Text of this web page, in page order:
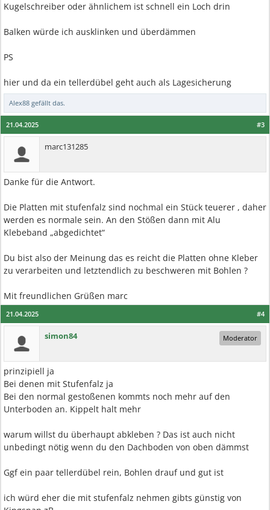
Kugelschreiber oder ähnlichem ist schnell ein Loch drin
Balken würde ich ausklinken und überdämmen
PS
hier und da ein tellerdübel geht auch als Lagesicherung
Alex88 gefällt das.
#3
21.04.2025
marc131285
Danke für die Antwort.
Die Platten mit stufenfalz sind nochmal ein Stück teuerer , daher
werden es normale sein. An den Stößen dann mit Alu
Klebeband „abgedichtet“
Du bist also der Meinung das es reicht die Platten ohne Kleber
zu verarbeiten und letztendlich zu beschweren mit Bohlen ?
Mit freundlichen Grüßen marc
#4
21.04.2025
simon84 Moderator
prinzipiell ja
Bei denen mit Stufenfalz ja
Bei den normal gestoßenen kommts noch mehr auf den
Unterboden an. Kippelt halt mehr
warum willst du überhaupt abkleben ? Das ist auch nicht
unbedingt nötig wenn du den Dachboden von oben dämmst
Ggf ein paar tellerdübel rein, Bohlen drauf und gut ist
ich würd eher die mit stufenfalz nehmen gibts günstig von